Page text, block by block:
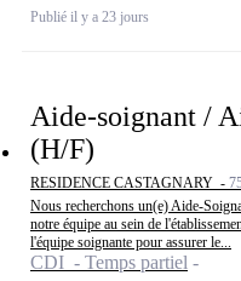
Publié il y a 23 jours
Aide-soignant /
(H/F)
RESIDENCE CASTAGNARY -
Nous recherchons un(e) Aide-
notre équipe au sein de
l'équipe soignante pour assurer le...
CDI - Temps partiel